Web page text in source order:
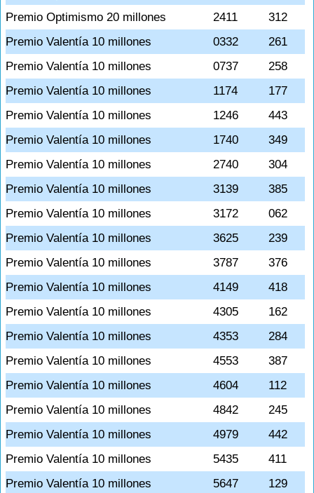
Premio Optimismo 20 millones
2411
312
Premio Valentía 10 millones
0332
261
Premio Valentía 10 millones
0737
258
Premio Valentía 10 millones
1174
177
Premio Valentía 10 millones
1246
443
Premio Valentía 10 millones
1740
349
Premio Valentía 10 millones
2740
304
Premio Valentía 10 millones
3139
385
Premio Valentía 10 millones
3172
062
Premio Valentía 10 millones
3625
239
Premio Valentía 10 millones
3787
376
Premio Valentía 10 millones
4149
418
Premio Valentía 10 millones
4305
162
Premio Valentía 10 millones
4353
284
Premio Valentía 10 millones
4553
387
Premio Valentía 10 millones
4604
112
Premio Valentía 10 millones
4842
245
Premio Valentía 10 millones
4979
442
Premio Valentía 10 millones
5435
411
Premio Valentía 10 millones
5647
129